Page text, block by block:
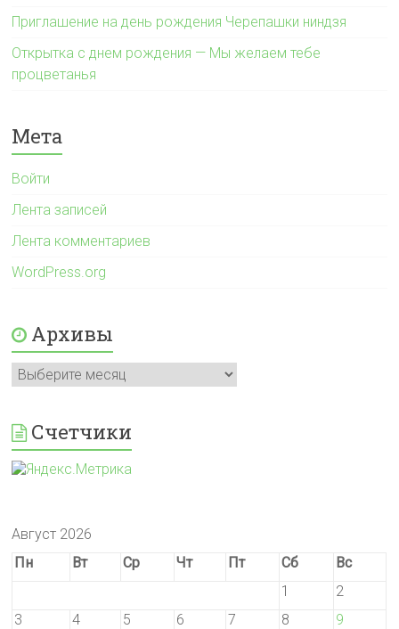
Приглашение на день рождения Черепашки ниндзя
Открытка с днем рождения — Мы желаем тебе
процветанья
Мета
Войти
Лента записей
Лента комментариев
WordPress.org
Архивы
Архивы
Счетчики
Август 2026
Пн
Вт Ср Чт Пт Сб
Вс
1
2
3
4 5 6 7 8 9